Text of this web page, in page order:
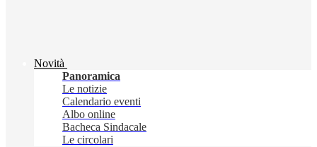
Novità
Panoramica
Le notizie
Calendario eventi
Albo online
Bacheca Sindacale
Le circolari